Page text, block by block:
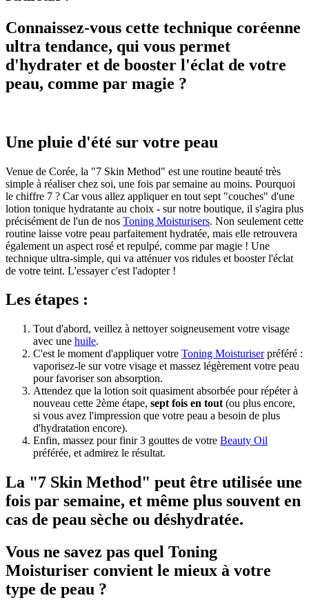
Connaissez-vous cette technique coréenne
ultra tendance, qui vous permet
d'hydrater et de booster l'éclat de votre
peau, comme par magie ?
Une pluie d'été sur votre peau
Venue de Corée, la "7 Skin Method" est une routine beauté très
simple à réaliser chez soi, une fois par semaine au moins. Pourquoi
le chiffre 7 ? Car vous allez appliquer en tout sept "couches" d'une
lotion tonique hydratante au choix - sur notre boutique, il s'agira plus
précisément de l'un de nos Toning Moisturisers. Non seulement cette
routine laisse votre peau parfaitement hydratée, mais elle retrouvera
également un aspect rosé et repulpé, comme par magie ! Une
technique ultra-simple, qui va atténuer vos ridules et booster l'éclat
de votre teint. L'essayer c'est l'adopter !
Les étapes :
Tout d'abord, veillez à nettoyer soigneusement votre visage
avec une huile.
C'est le moment d'appliquer votre Toning Moisturiserpréféré :
vaporisez-le sur votre visage et massez légèrement votre peau
pour favoriser son absorption.
Attendez que la lotion soit quasiment absorbée pour répéter à
nouveau cette 2ème étape, sept fois en tout (ou plus encore,
si vous avez l'impression que votre peau a besoin de plus
d'hydratation encore).
Enfin, massez pour finir 3 gouttes de votre Beauty Oil
préférée, et admirez le résultat.
La "7 Skin Method" peut être utilisée une
fois par semaine, et même plus souvent en
cas de peau sèche ou déshydratée.
Vous ne savez pas quel Toning
Moisturiser convient le mieux à votre
type de peau ?